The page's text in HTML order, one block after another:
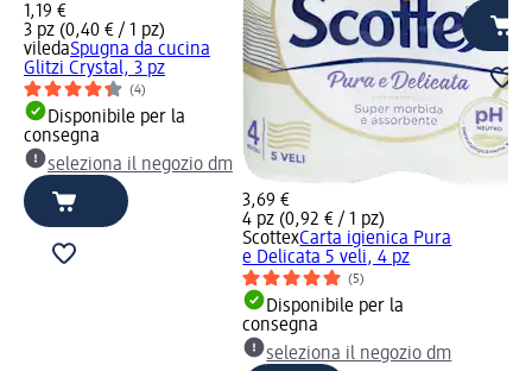
1,19 €
3 pz (0,40 € / 1 pz)
viledaSpugna da cucina
Glitzi Crystal, 3 pz
(4)
Disponibile per la
consegna
seleziona il negozio dm
3,69 €
4 pz (0,92 € / 1 pz)
ScottexCarta igienica Pura
e Delicata 5 veli, 4 pz
(5)
Disponibile per la
consegna
seleziona il negozio dm